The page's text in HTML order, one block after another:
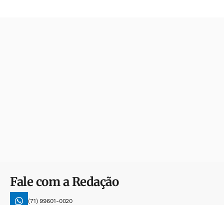
Fale com a Redação
(71) 99601-0020